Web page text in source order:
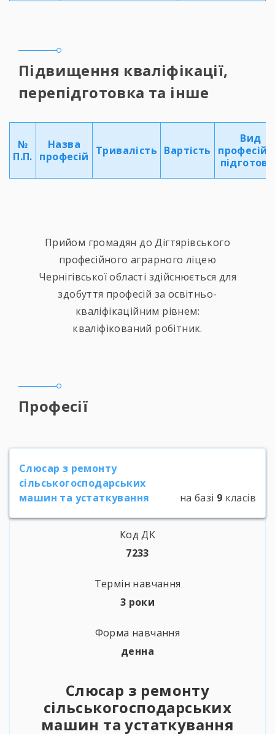
Підвищення кваліфікації,
перепідготовка та інше
№
П.П.
Назва
професій
Тривалiсть Вартість
Вид
Прийом громадян до Дігтярівського
професійного аграрного ліцею
Чернігівської області здійснюється для
здобуття професій за освітньо-
кваліфікаційним рівнем:
кваліфікований робітник.
Професії
Слюсар з ремонту
сільськогосподарських
машин та устаткування
на базі 9 класів
Код ДК
7233
Термін навчання
3 роки
Форма навчання
денна
Слюсар з ремонту
сільськогосподарських
машин та устаткування